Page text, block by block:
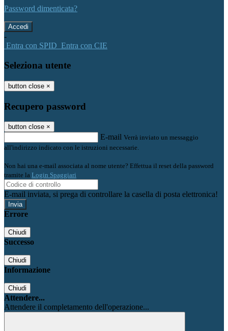
Password dimenticata?
-
Entra con SPID Entra con CIE
Seleziona utente
button close ×
Recupero password
button close ×
E-mail Verrà inviato un messaggio
all'indirizzo indicato con le istruzioni necessarie.
Non hai una e-mail associata al nome utente? Effettua il reset della password
tramite la Login Spaggiari
E-mail inviata, si prega di controllare la casella di posta elettronica!
Errore
Chiudi
Successo
Chiudi
Informazione
Chiudi
Attendere...
Attendere il completamento dell'operazione...